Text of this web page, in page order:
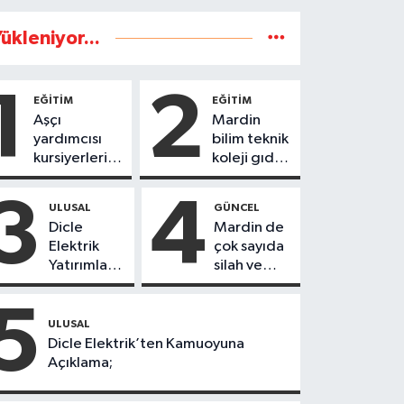
EĞİTİM
Aşçı
yardımcısı
kursiyerleri
eğitimlerini
tamamladı
2 EĞİTİM
Mardin
bilim teknik
koleji gıda
teknolojisi
ürettikleri
gıda
ürünlerini
satarak
köydeki
desteğinde
ULUSAL
Dicle
Elektrik
Yatırımları
Sonuç
Mardin’de
Kayıp
Kaçak
Büyük
4 GÜNCEL
Mardin de
çok sayıda
silah ve
mühimmat
ULUSAL
Dicle Elektrik’ten Kamuoyuna
Açıklama;